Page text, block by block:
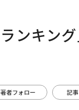
ンキン
著者フォロー 記